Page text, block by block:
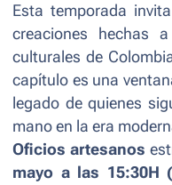
Esta temporada
creaciones hechas
culturales de
capítulo es una
legado de quienes
mano en la era
Oficios artesanos
mayo a las 15:30H